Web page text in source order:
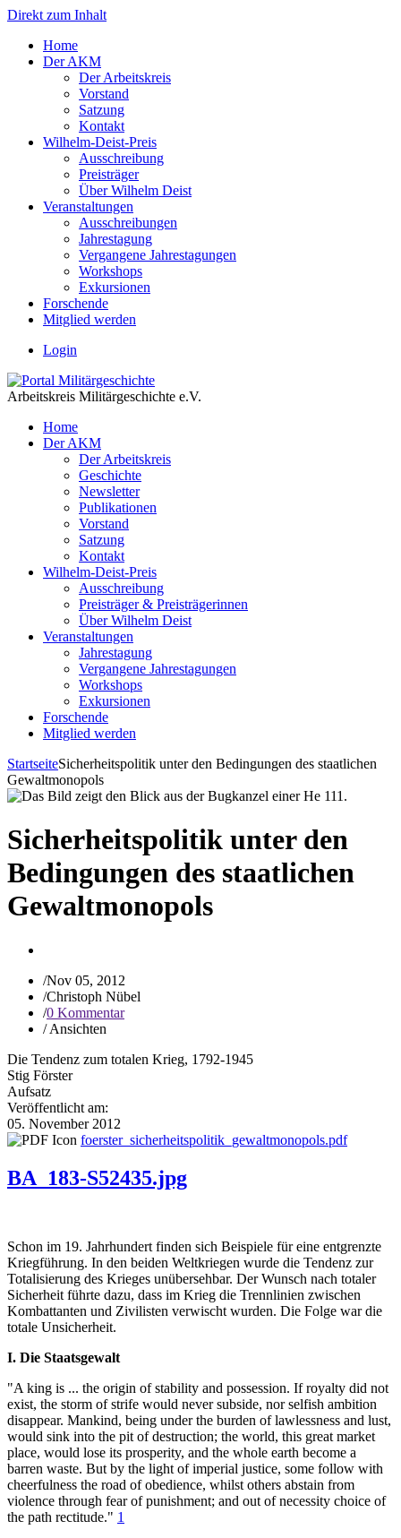
Direkt zum Inhalt
Home
Der AKM
Der Arbeitskreis
Vorstand
Satzung
Kontakt
Wilhelm-Deist-Preis
Ausschreibung
Preisträger
Über Wilhelm Deist
Veranstaltungen
Ausschreibungen
Jahrestagung
Vergangene Jahrestagungen
Workshops
Exkursionen
Forschende
Mitglied werden
Login
Arbeitskreis Militärgeschichte e.V.
Home
Der AKM
Der Arbeitskreis
Geschichte
Newsletter
Publikationen
Vorstand
Satzung
Kontakt
Wilhelm-Deist-Preis
Ausschreibung
Preisträger & Preisträgerinnen
Über Wilhelm Deist
Veranstaltungen
Jahrestagung
Vergangene Jahrestagungen
Workshops
Exkursionen
Forschende
Mitglied werden
StartseiteSicherheitspolitik unter den Bedingungen des staatlichen
Gewaltmonopols
Sicherheitspolitik unter den
Bedingungen des staatlichen
Gewaltmonopols
/Nov 05, 2012
/Christoph Nübel
/0 Kommentar
/Ansichten
Die Tendenz zum totalen Krieg, 1792-1945
Stig Förster
Aufsatz
Veröffentlicht am:
05. November 2012
foerster_sicherheitspolitik_gewaltmonopols.pdf
BA_183-S52435.jpg
Schon im 19. Jahrhundert finden sich Beispiele für eine entgrenzte
Kriegführung. In den beiden Weltkriegen wurde die Tendenz zur
Totalisierung des Krieges unübersehbar. Der Wunsch nach totaler
Sicherheit führte dazu, dass im Krieg die Trennlinien zwischen
Kombattanten und Zivilisten verwischt wurden. Die Folge war die
totale Unsicherheit.
I. Die Staatsgewalt
"A king is ... the origin of stability and possession. If royalty did not
exist, the storm of strife would never subside, nor selfish ambition
disappear. Mankind, being under the burden of lawlessness and lust,
would sink into the pit of destruction; the world, this great market
place, would lose its prosperity, and the whole earth become a
barren waste. But by the light of imperial justice, some follow with
cheerfulness the road of obedience, whilst others abstain from
violence through fear of punishment; and out of necessity choice of
the path rectitude." 1